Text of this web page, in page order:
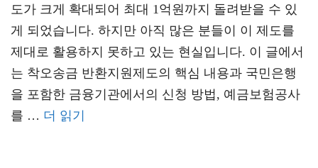
도가 크게 확대되어 최대 1억원까지 돌려받을 수 있
게 되었습니다. 하지만 아직 많은 분들이 이 제도를
제대로 활용하지 못하고 있는 현실입니다. 이 글에서
는 착오송금 반환지원제도의 핵심 내용과 국민은행
을 포함한 금융기관에서의 신청 방법, 예금보험공사
를 … 더 읽기